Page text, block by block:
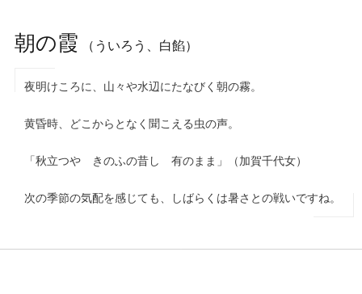
朝の霞 （ういろう、白餡）
夜明けころに、山々や水辺にたなびく朝の霧。
黄昏時、どこからとなく聞こえる虫の声。
「秋立つや きのふの昔し 有のまま」（加賀千代女）
次の季節の気配を感じても、しばらくは暑さとの戦いですね。